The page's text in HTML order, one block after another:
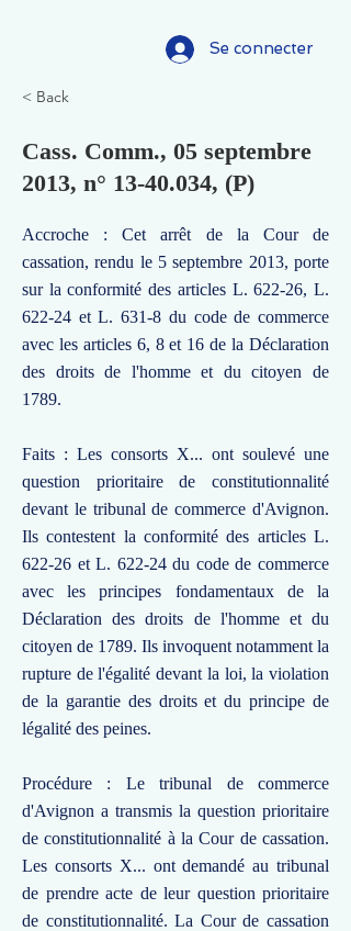
Se connecter
< Back
Cass. Comm., 05 septembre
2013, n° 13-40.034, (P)
Accroche : Cet arrêt de la Cour de
cassation, rendu le 5 septembre 2013, porte
sur la conformité des articles L. 622-26, L.
622-24 et L. 631-8 du code de commerce
avec les articles 6, 8 et 16 de la Déclaration
des droits de l'homme et du citoyen de
1789.
Faits : Les consorts X... ont soulevé une
question prioritaire de constitutionnalité
devant le tribunal de commerce d'Avignon.
Ils contestent la conformité des articles L.
622-26 et L. 622-24 du code de commerce
avec les principes fondamentaux de la
Déclaration des droits de l'homme et du
citoyen de 1789. Ils invoquent notamment la
rupture de l'égalité devant la loi, la violation
de la garantie des droits et du principe de
légalité des peines.
Procédure : Le tribunal de commerce
d'Avignon a transmis la question prioritaire
de constitutionnalité à la Cour de cassation.
Les consorts X... ont demandé au tribunal
de prendre acte de leur question prioritaire
de constitutionnalité. La Cour de cassation